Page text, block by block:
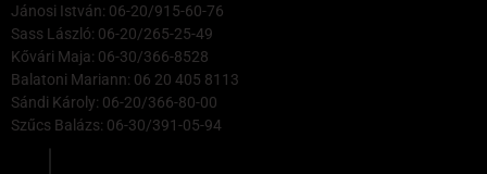
Jánosi István: 06-20/915-60-76
Sass László: 06-20/265-25-49
Kővári Maja: 06-30/366-8528
Balatoni Mariann: 06 20 405 8113
Sándi Károly: 06-20/366-80-00
Szűcs Balázs: 06-30/391-05-94